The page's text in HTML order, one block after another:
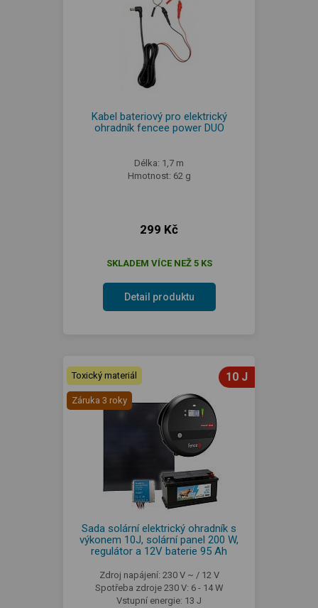
Kabel bateriový pro elektrický
ohradník fencee power DUO
Délka: 1,7 m
Hmotnost: 62 g
299 Kč
SKLADEM VÍCE NEŽ 5 KS
Detail produktu
Toxický materiál
Záruka 3 roky
10 J
Sada solární elektrický ohradník s
výkonem 10J, solární panel 200 W,
regulátor a 12V baterie 95 Ah
Zdroj napájení: 230 V ~ / 12 V
Spotřeba zdroje 230 V: 6 - 14 W
Vstupní energie: 13 J